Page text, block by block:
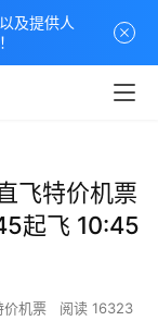
飞特价机票
起飞 10:45
价机票 阅读 16323
及提供人